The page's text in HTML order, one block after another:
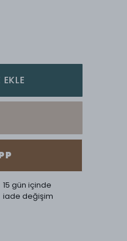
EKLE
15 gün içinde
iade değişim